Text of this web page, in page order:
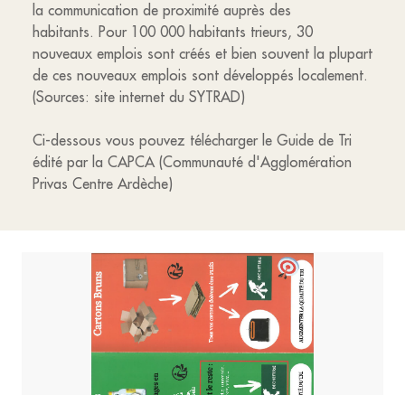
la communication de proximité auprès des
habitants. Pour 100 000 habitants trieurs, 30
nouveaux emplois sont créés et bien souvent la plupart
de ces nouveaux emplois sont développés localement.
(Sources: site internet du SYTRAD)
Ci-dessous vous pouvez télécharger le Guide de Tri
édité par la CAPCA (Communauté d'Agglomération
Privas Centre Ardèche)